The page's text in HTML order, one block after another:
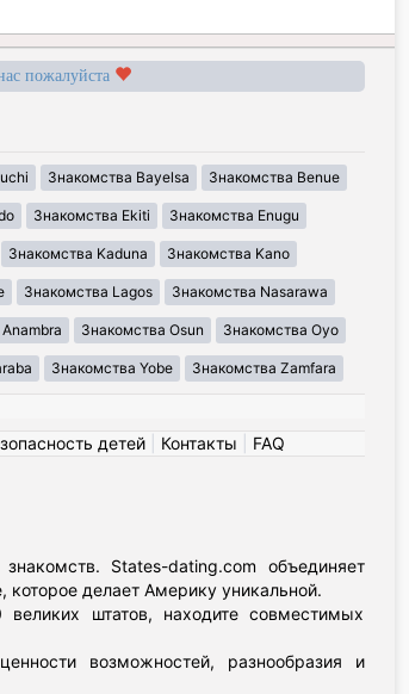
пожалуйста
Знакомства Bayelsa Знакомства Benue
Знакомства Ekiti Знакомства Enugu
Знакомства Kaduna Знакомства Kano
Знакомства Lagos Знакомства Nasarawa
Знакомства Osun Знакомства Oyo
Знакомства Yobe Знакомства Zamfara
детей Контакты FAQ
States-dating.com объединяет
делает Америку уникальной.
штатов, находите совместимых
возможностей, разнообразия и